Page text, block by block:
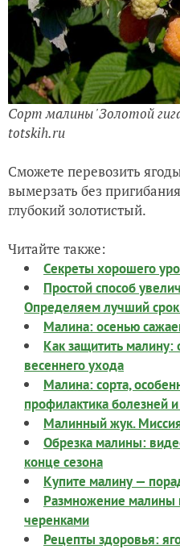
Сорт малины 'Золотой
totskih.ru
Сможете перевозить
вымерзать без
глубокий золотистый.
Читайте также:
Секреты хорошего
Простой способ
Определяем лучший
Малина: осенью
Как защитить малину:
весеннего ухода
Малина: сорта,
профилактика болезней
Малинный жук.
Обрезка малины:
конце сезона
Купите малину —
Размножение
черенками
Рецепты здоровья: